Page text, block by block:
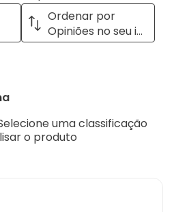
a
with
Ordenar por
Opiniões no seu idioma
uma classificação
o produto